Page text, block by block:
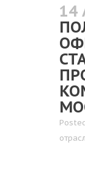
14